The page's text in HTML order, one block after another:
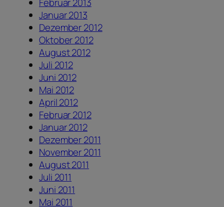
Januar 2013
Dezember 2012
Oktober 2012
August 2012
Juli 2012
Juni 2012
Mai 2012
April 2012
Februar 2012
Januar 2012
Dezember 2011
November 2011
August 2011
Juli 2011
Juni 2011
Mai 2011